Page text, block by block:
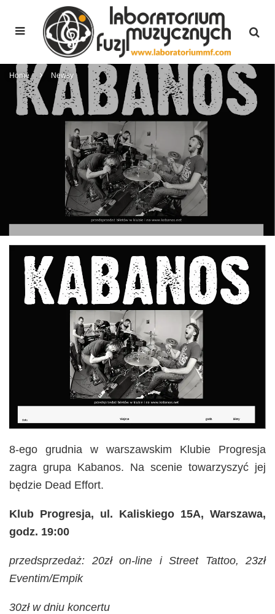
Home Newsy
8-ego grudnia w warszawskim Klubie Progresja
zagra grupa Kabanos. Na scenie towarzyszyć jej
będzie Dead Effort.
Klub Progresja, ul. Kaliskiego 15A, Warszawa,
godz. 19:00
przedsprzedaż: 20zł on-line i Street Tattoo, 23zł
Eventim/Empik
30zł w dniu koncertu